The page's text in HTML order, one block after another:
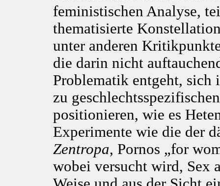
feministischen Analyse,
thematisierte
unter anderen
die darin nicht
Problematik entgeht, sich
zu
positionieren, wie es
Experimente wie die der
Zentropa, Pornos „for
wobei versucht wird, Sex